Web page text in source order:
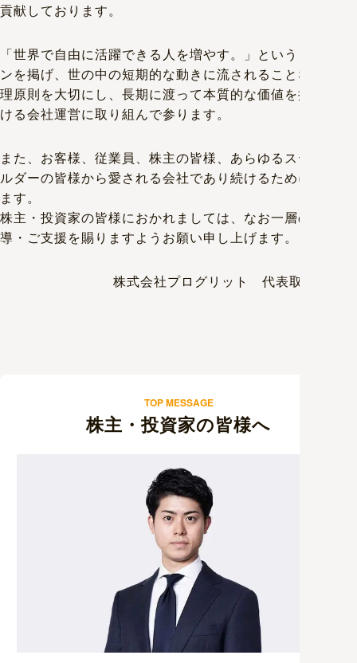
貢献しております。
「世界で自由に活躍できる人を増やす。」というミッショ
ンを掲げ、世の中の短期的な動きに流されることなく、原
理原則を大切にし、長期に渡って本質的な価値を提供し続
ける会社運営に取り組んで参ります。
また、お客様、従業員、株主の皆様、あらゆるステークホ
ルダーの皆様から愛される会社であり続けるために尽力し
ます。
株主・投資家の皆様におかれましては、なお一層のご指
導・ご支援を賜りますようお願い申し上げます。
株式会社プログリット 代表取締役社長
TOP MESSAGE
株主・投資家の皆様へ